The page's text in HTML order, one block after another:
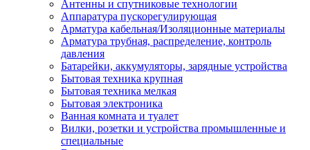
Антенны и спутниковые технологии
Аппаратура пускорегулирующая
Арматура кабельная/Изоляционные материалы
Арматура трубная, распределение, контроль
давления
Батарейки, аккумуляторы, зарядные устройства
Бытовая техника крупная
Бытовая техника мелкая
Бытовая электроника
Ванная комната и туалет
Вилки, розетки и устройства промышленные и
специальные